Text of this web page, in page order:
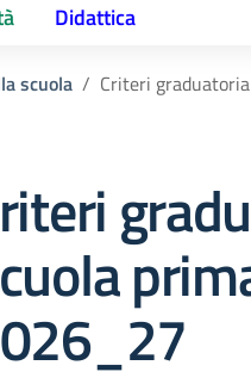
Didattica
scuola Criteri